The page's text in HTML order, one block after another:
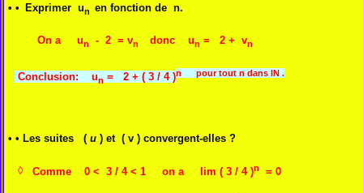
• • Exprimer un en fonction de n.
On a un - 2 = vn donc un = 2 + vn
Conclusion: un = 2 + ( 3 / 4 )n pour tout n dans IN .
• • Les suites ( u ) et ( v )
◊Comme 0 < 3 / 4 < 1 on a lim ( 3 / 4 )n = 0